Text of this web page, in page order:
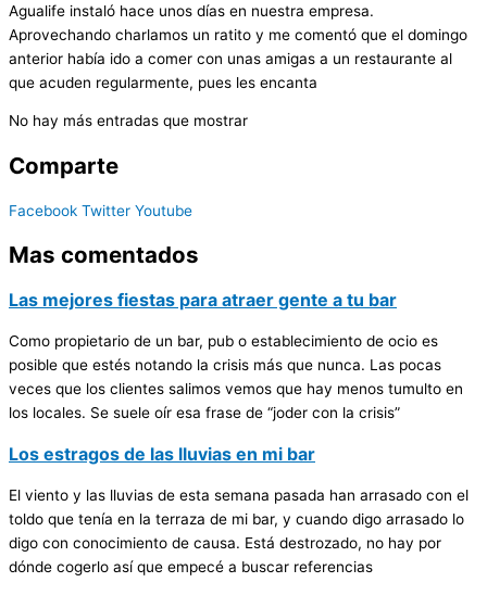
Agualife instaló hace unos días en nuestra empresa.
Aprovechando charlamos un ratito y me comentó que el domingo
anterior había ido a comer con unas amigas a un restaurante al
que acuden regularmente, pues les encanta
No hay más entradas que mostrar
Comparte
Facebook Twitter Youtube
Mas comentados
Las mejores fiestas para atraer gente a tu bar
Como propietario de un bar, pub o establecimiento de ocio es
posible que estés notando la crisis más que nunca. Las pocas
veces que los clientes salimos vemos que hay menos tumulto en
los locales. Se suele oír esa frase de “joder con la crisis”
Los estragos de las lluvias en mi bar
El viento y las lluvias de esta semana pasada han arrasado con el
toldo que tenía en la terraza de mi bar, y cuando digo arrasado lo
digo con conocimiento de causa. Está destrozado, no hay por
dónde cogerlo así que empecé a buscar referencias